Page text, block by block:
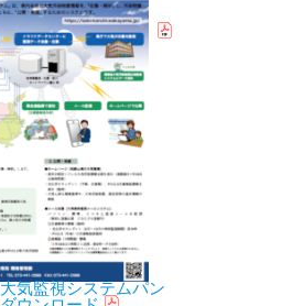
気監視システムパン